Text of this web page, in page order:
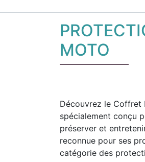
MOTO
Découvrez le Coffret
spécialement conçu
préserver et
reconnue pour ses
catégorie des